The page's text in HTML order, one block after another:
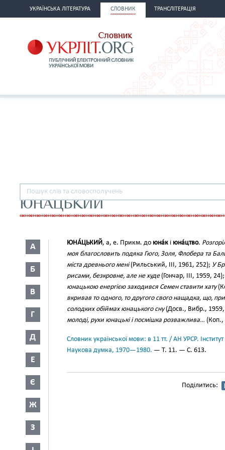
УКРАЇНСЬКА ЛІТЕРАТУРА СЛОВНИК ТРАНСЛІТЕРАЦІЯ
ЮНАЦЬКИЙ
А
Б
В
Г
Д
Е
Є
Ж
З
ЮНА́ЦЬКИЙ, а, е. Прикм. до юна́к і юна́цтво.
моя благословить подяка Гюго, Золя, Флобера та
міста древнього мені(Рильський, III, 1961, 252); У
рисами, безкровне, але не худе(Гончар, III, 1959,
юнацькою енергією заходився Семен ставити хату
вкривав то одного, то другого свого нащадка, що,
солодких обіймах юнацького сну(Досв., Вибр.,
молоді, рухи юнацькі і посмішка розважлива… (Коп.,
Словник української мови: в 11 тт. / АН УРСР.
Наукова думка, 1970—1980. — Т. 11. — С. 613.
Поділитись: